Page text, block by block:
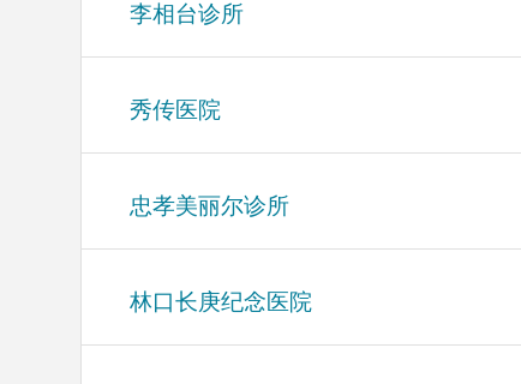
李相台诊所
秀传医院
忠孝美丽尔诊所
林口长庚纪念医院